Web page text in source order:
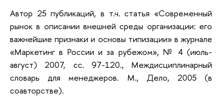
Автор 25 публикаций, в т.ч. статья «Современный
рынок в описании внешней среды организации: его
важнейшие признаки и основы типизации» в журнале
«Маркетинг в России и за рубежом», № 4 (июль-
август) 2007, cc. 97-120., Междисциплинарный
словарь для менеджеров. М., Дело, 2005 (в
соавторстве).